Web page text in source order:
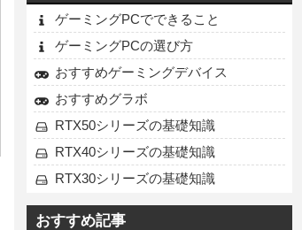
ゲーミングPCでできること
ゲーミングPCの選び方
おすすめゲーミングデバイス
おすすめグラボ
RTX50シリーズの基礎知識
RTX40シリーズの基礎知識
RTX30シリーズの基礎知識
おすすめ記事